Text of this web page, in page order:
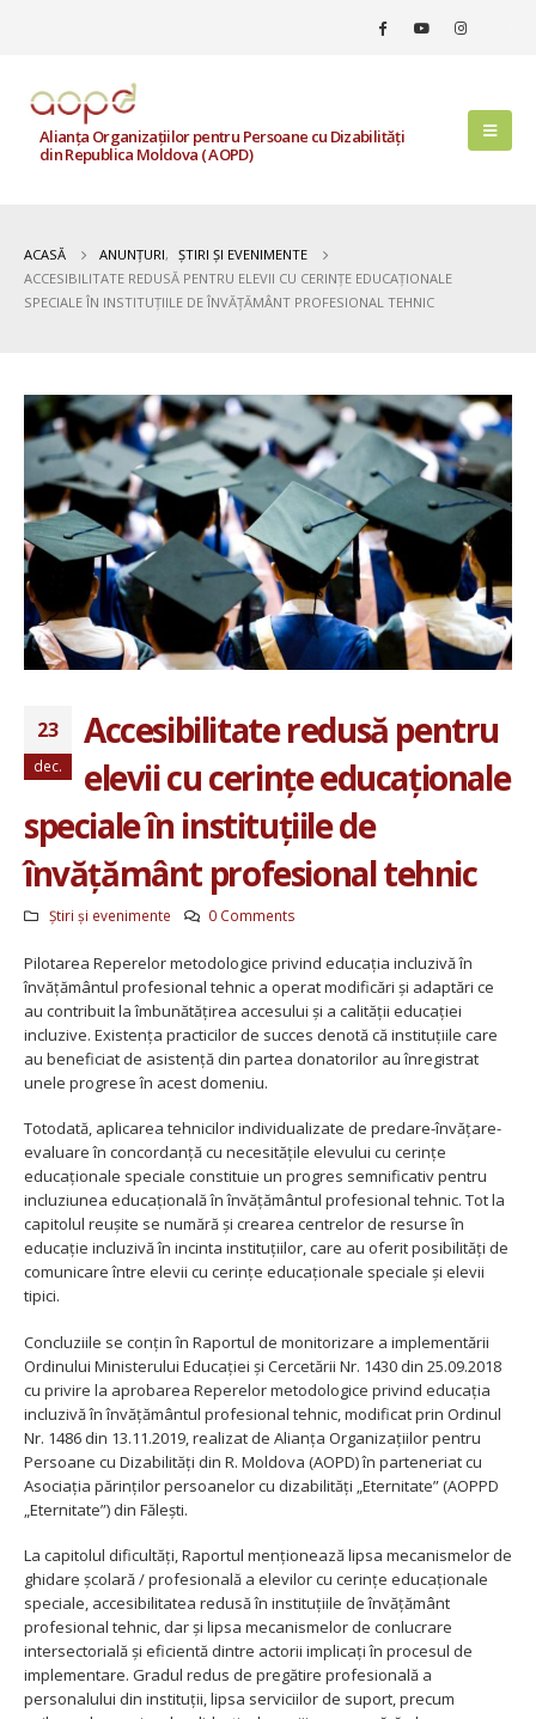
Alianța Organizațiilor pentru Persoane cu Dizabilități
din Republica Moldova ( AOPD)
ACASĂ ANUNȚURI, ȘTIRI ȘI EVENIMENTE
ACCESIBILITATE REDUSĂ PENTRU ELEVII CU CERINȚE EDUCAȚIONALE
SPECIALE ÎN INSTITUȚIILE DE ÎNVĂȚĂMÂNT PROFESIONAL TEHNIC
23
dec.
Accesibilitate redusă pentru
elevii cu cerințe educaționale
speciale în instituțiile de
învățământ profesional tehnic
Știri și evenimente 0 Comments
Pilotarea Reperelor metodologice privind educația incluzivă în
învățământul profesional tehnic a operat modificări și adaptări ce
au contribuit la îmbunătățirea accesului și a calității educației
incluzive. Existența practicilor de succes denotă că instituțiile care
au beneficiat de asistență din partea donatorilor au înregistrat
unele progrese în acest domeniu.
Totodată, aplicarea tehnicilor individualizate de predare-învățare-
evaluare în concordanță cu necesitățile elevului cu cerințe
educaționale speciale constituie un progres semnificativ pentru
incluziunea educațională în învățământul profesional tehnic. Tot la
capitolul reușite se numără și crearea centrelor de resurse în
educație incluzivă în incinta instituțiilor, care au oferit posibilități de
comunicare între elevii cu cerințe educaționale speciale și elevii
tipici.
Concluziile se conțin în Raportul de monitorizare a implementării
Ordinului Ministerului Educației și Cercetării Nr. 1430 din 25.09.2018
cu privire la aprobarea Reperelor metodologice privind educația
incluzivă în învățământul profesional tehnic, modificat prin Ordinul
Nr. 1486 din 13.11.2019, realizat de Alianța Organizațiilor pentru
Persoane cu Dizabilități din R. Moldova (AOPD) în parteneriat cu
Asociația părinților persoanelor cu dizabilități „Eternitate” (AOPPD
„Eternitate”) din Fălești.
La capitolul dificultăți, Raportul menționează lipsa mecanismelor de
ghidare școlară / profesională a elevilor cu cerințe educaționale
speciale, accesibilitatea redusă în instituțiile de învățământ
profesional tehnic, dar și lipsa mecanismelor de conlucrare
intersectorială și eficientă dintre actorii implicați în procesul de
implementare. Gradul redus de pregătire profesională a
personalului din instituții, lipsa serviciilor de suport, precum